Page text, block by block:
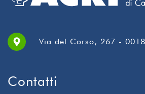
Via del Corso, 267 -
Contatti